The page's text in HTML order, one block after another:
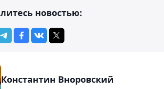
новостью:
Константин Вноровский